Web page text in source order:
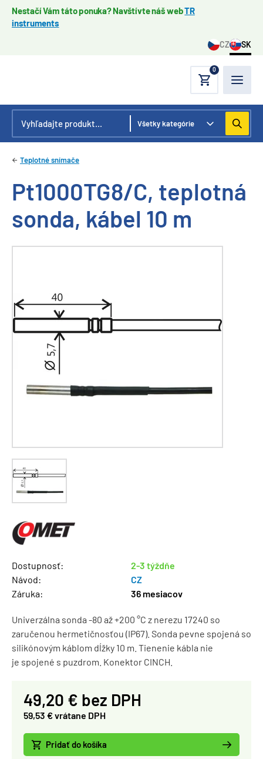
Nestačí Vám táto ponuka? Navštívte náš webTR
instruments
CZ SK
0
Teplotné snímače
Pt1000TG8/C, teplotná
sonda, kábel 10 m
Dostupnosť:
2-3 týždňe
Návod:
CZ
Záruka:
36 mesiacov
Univerzálna sonda -80 až +200 °C z nerezu 17240 so
zaručenou hermetičnosťou (IP67). Sonda pevne spojená so
silikónovým káblom dĺžky 10 m. Tienenie kábla nie
je spojené s puzdrom. Konektor CINCH.
49,20 € bez DPH
59,53 € vrátane DPH
Pridať do košíka